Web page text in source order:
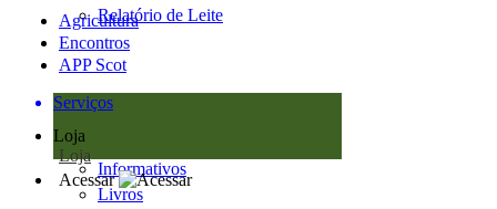
Relatório de Leite
Agricultura
Encontros
APP Scot
Serviços
Loja
Loja
Informativos
Livros
Acessar